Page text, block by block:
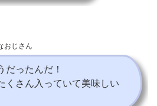
おじさん
だったんだ！
くさん入っていて美味しい